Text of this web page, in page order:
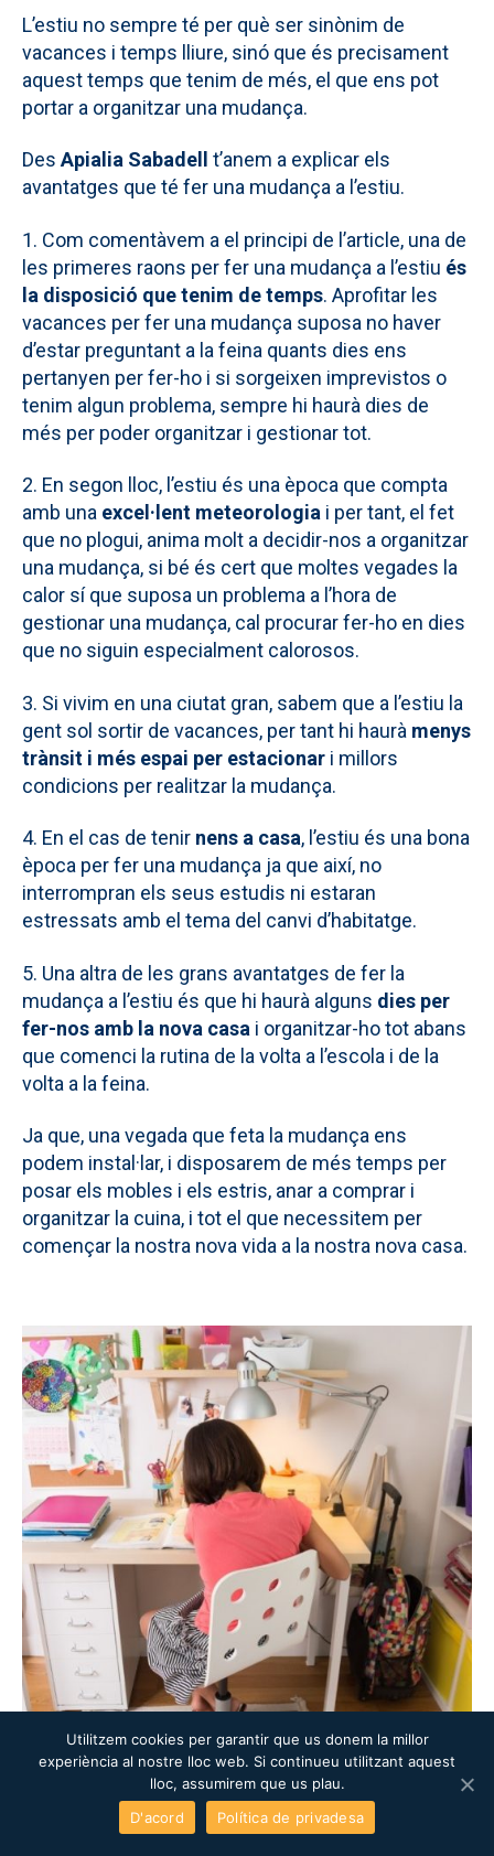
L’estiu no sempre té per què ser sinònim de
vacances i temps lliure, sinó que és precisament
aquest temps que tenim de més, el que ens pot
portar a organitzar una mudança.
Des Apialia Sabadell
t’anem a explicar els
avantatges que té fer una mudança a l’estiu.
1. Com comentàvem a el principi de l’article, una de
les primeres raons per fer una mudança a l’estiu és
la disposició que tenim de temps. Aprofitar les
vacances per fer una mudança suposa no haver
d’estar preguntant a la feina quants dies ens
pertanyen per fer-ho i si sorgeixen imprevistos o
tenim algun problema, sempre hi haurà dies de
més per poder organitzar i gestionar tot.
2. En segon lloc, l’estiu és una època que compta
amb una excel·lent meteorologia i per tant, el fet
que no plogui, anima molt a decidir-nos a organitzar
una mudança, si bé és cert que moltes vegades la
calor sí que suposa un problema a l’hora de
gestionar una mudança, cal procurar fer-ho en dies
que no siguin especialment calorosos.
3. Si vivim en una ciutat gran, sabem que a l’estiu la
gent sol sortir de vacances, per tant hi haurà menys
trànsit i més espai per estacionar i millors
condicions per realitzar la mudança.
4. En el cas de tenir nens a casa, l’estiu és una bona
època per fer una mudança ja que així, no
interrompran els seus estudis ni estaran
estressats amb el tema del canvi d’habitatge.
5. Una altra de les grans avantatges de fer la
mudança a l’estiu és que hi haurà alguns dies per
fer-nos amb la nova casa i organitzar-ho tot abans
que comenci la rutina de la volta a l’escola i de la
volta a la feina.
Ja que, una vegada que feta la mudança ens
podem instal·lar, i disposarem de més temps per
posar els mobles i els estris, anar a comprar i
organitzar la cuina, i tot el que necessitem per
començar la nostra nova vida a la nostra nova casa.
CONSELLS PER A LA LLAR
Utilitzem cookies per garantir que us donem la millor
experiència al nostre lloc web. Si continueu utilitzant aquest
lloc, assumirem que us plau.
D'acord
Política de privadesa